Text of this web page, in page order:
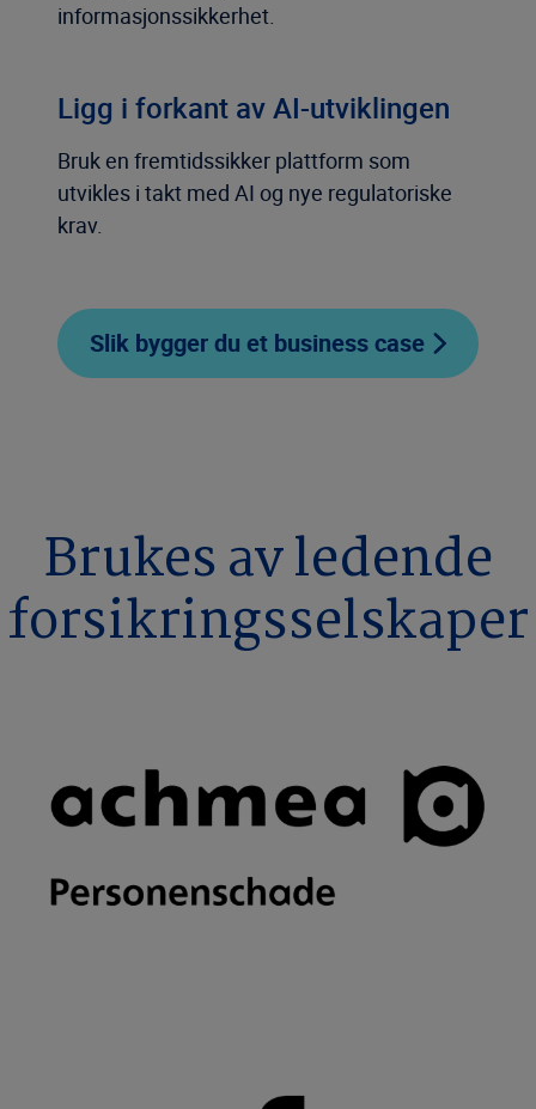
informasjonssikkerhet.
Ligg i forkant av AI-utviklingen
Bruk en fremtidssikker plattform som
utvikles i takt med AI og nye regulatoriske
krav.
Slik bygger du et business case
Brukes av ledende
forsikringsselskaper